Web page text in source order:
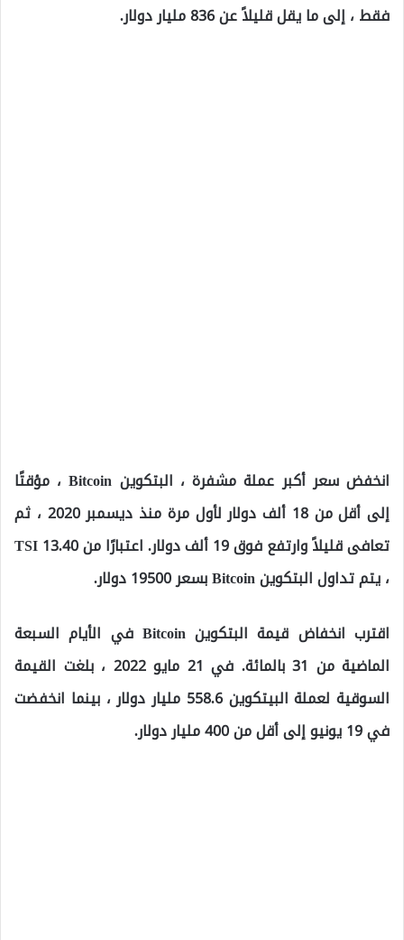
فقط ، إلى ما يقل قليلاً عن 836 مليار دولار.
انخفض سعر أكبر عملة مشفرة ، البتكوين Bitcoin ، مؤقتًا
إلى أقل من 18 ألف دولار لأول مرة منذ ديسمبر 2020 ، ثم
تعافى قليلاً وارتفع فوق 19 ألف دولار. اعتبارًا من 13.40 TSI
، يتم تداول البتكوين Bitcoin بسعر 19500 دولار.
اقترب انخفاض قيمة البتكوين Bitcoin في الأيام السبعة
الماضية من 31 بالمائة. في 21 مايو 2022 ، بلغت القيمة
السوقية لعملة البيتكوين 558.6 مليار دولار ، بينما انخفضت
في 19 يونيو إلى أقل من 400 مليار دولار.